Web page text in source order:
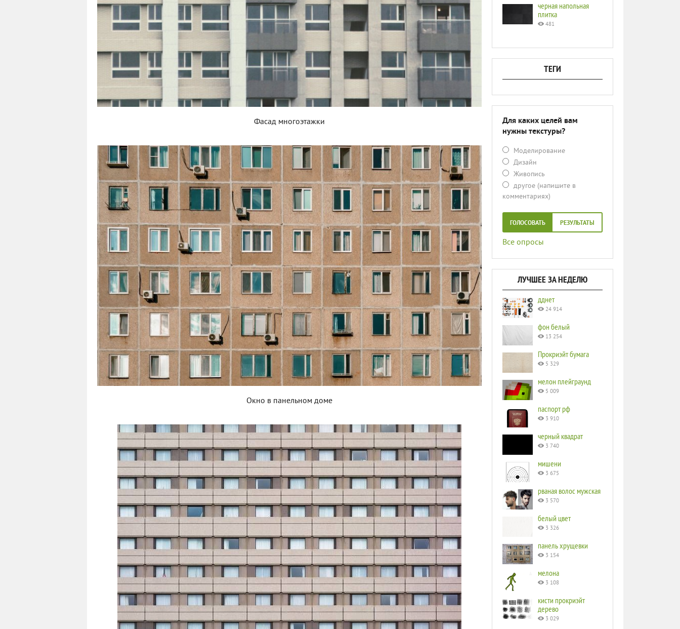
Фасад многоэтажки
Окно в панельном доме
черная напольная
плитка
481
ТЕГИ
Для каких целей вам
нужны текстуры?
Моделирование
Дизайн
Живопись
другое (напишите в
комментариях)
ГОЛОСОВАТЬ РЕЗУЛЬТАТЫ
Все опросы
ЛУЧШЕЕ ЗА НЕДЕЛЮ
дднет
24 914
фон белый
13 254
Прокриэйт бумага
5 329
мелон плейграунд
5 009
паспорт рф
3 910
черный квадрат
3 740
мишени
3 675
рваная волос мужская
3 570
белый цвет
3 326
панель хрущевки
3 154
мелона
3 108
кисти прокриэйт
дерево
3 029